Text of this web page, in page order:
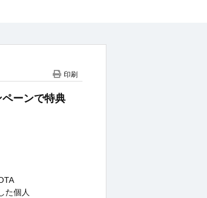
印刷
ーンで特典
た個人